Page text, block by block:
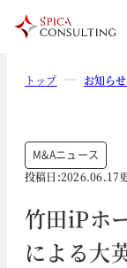
トップ お知ら
M&Aニュース
投稿日:2026.06.17
竹田iPホ
による大